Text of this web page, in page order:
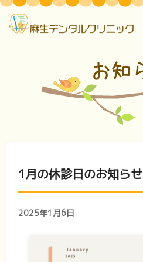
1月の休診日のお知らせ
2025年1月6日